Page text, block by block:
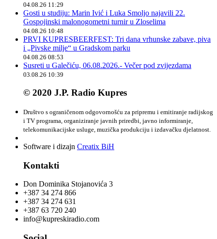
04.08.26 11:29
Gosti u studiju: Marin Ivić i Luka Smoljo najavili 22.
Gospojinski malonogometni turnir u Zloselima
04.08.26 10:48
PRVI KUPRESBEERFEST: Tri dana vrhunske zabave, piva
i „Pivske milje“ u Gradskom parku
04.08.26 08:53
Susreti u Galečiću, 06.08.2026.- Večer pod zvijezdama
03.08.26 10:39
© 2020 J.P. Radio Kupres
Društvo s ograničenom odgovornošću za pripremu i emitiranje radijskog
i TV programa, organiziranje javnih priredbi, javno informiranje,
telekomunikacijske usluge, muzička produkciju i izdavačku djelatnost.
Software i dizajn Creatix BiH
Kontakti
Don Dominika Stojanovića 3
+387 34 274 866
+387 34 274 631
+387 63 720 240
info@kupreskiradio.com